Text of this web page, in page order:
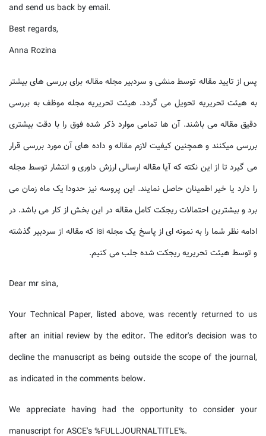
and send us back by email.
Best regards,
Anna Rozina
پس از تایید مقاله توسط منشی و سردبیر مجله مقاله برای بررسی های بیشتر
به هیئت تحریریه تحویل می گردد. هیئت تحریریه مجله موظف به بررسی
دقیق مقاله می باشند. آن ها تمامی موارد ذکر شده فوق را با دقت بیشتری
بررسی میکنند و همچنین کیفیت لازم مقاله و داده های آن مورد بررسی قرار
می گیرد تا از این نکته که آیا مقاله ارسالی ارزش داوری و انتشار توسط مجله
را دارد یا خیر اطمینان حاصل نمایند. این پروسه نیز حدودا یک ماه زمان می
برد و بیشترین احتمالات ریجکت کامل مقاله در این بخش از کار می باشد. در
ادامه نظر شما را به نمونه ای از پاسخ یک مجله isi که مقاله از سردبیر گذشته
و توسط هیئت تحریریه ریجکت شده جلب می کنیم.
Dear mr sina,
Your Technical Paper, listed above, was recently returned to us
after an initial review by the editor. The editor's decision was to
decline the manuscript as being outside the scope of the journal,
as indicated in the comments below.
We appreciate having had the opportunity to consider your
manuscript for ASCE's %FULLJOURNALTITLE%.